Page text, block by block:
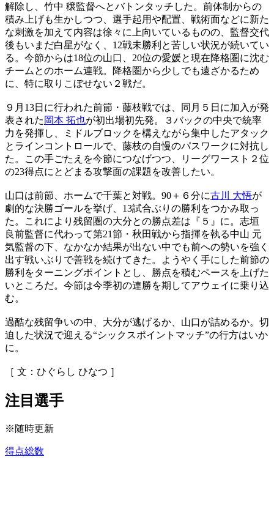
解除し、竹中 穣監督へとバトンタッチした。前体制からの
積み上げも生かしつつ、選手起用や配置、戦術面などに新た
な刺激を加えて内容は徐々に上向いているものの、監督交代
後もいまだ白星がなく、12戦未勝利と苦しい状況が続いてい
る。今節からは18位の山口、20位の愛媛と現在降格圏に沈む
チームとのホーム連戦。降格圏から少しでも遠ざかるため
に、特に取りこぼせない２戦だ。
９月13日に行われた前節・藤枝戦では、同月５日に加入が発
表された 岡本 拓也が初出場初先発。３バックの中央で統率
力を発揮し、ミドルブロックを構えながら集中したアタック
とラインコントロールで、藤枝の自慢のパスワークに対抗し
た。この手ごたえを今節につなげつつ、リーグワースト２位
の23得点にとどまる攻撃面の課題を改善したい。
山口は前節、ホームで千葉と対戦。90＋６分に古川 大悟が
劇的な決勝ゴールを挙げ、13試合ぶりの勝利をつかみ取っ
た。これにより残留圏の大分との勝点差は『５』に。志垣
良前監督に代わって第21節・秋田戦から指揮を執る中山 元
気監督の下、なかなか結果が出ない中でも前への勢いを強く
出す戦いぶりで善戦を続けてきた。ようやく手にした前節の
勝利をターニングポイントとし、勝点を積むペースを上げた
いところだ。今節は今季初の連勝を期してアウェイに乗り込
む。
過酷な残留争いの中、大分が逃げるか、山口が詰めるか。切
迫した状況で迎える“シックスポイントマッチ”の行方はいか
に。
［ 文：ひぐらし ひなつ ］
注目選手
※随時更新
得点総数